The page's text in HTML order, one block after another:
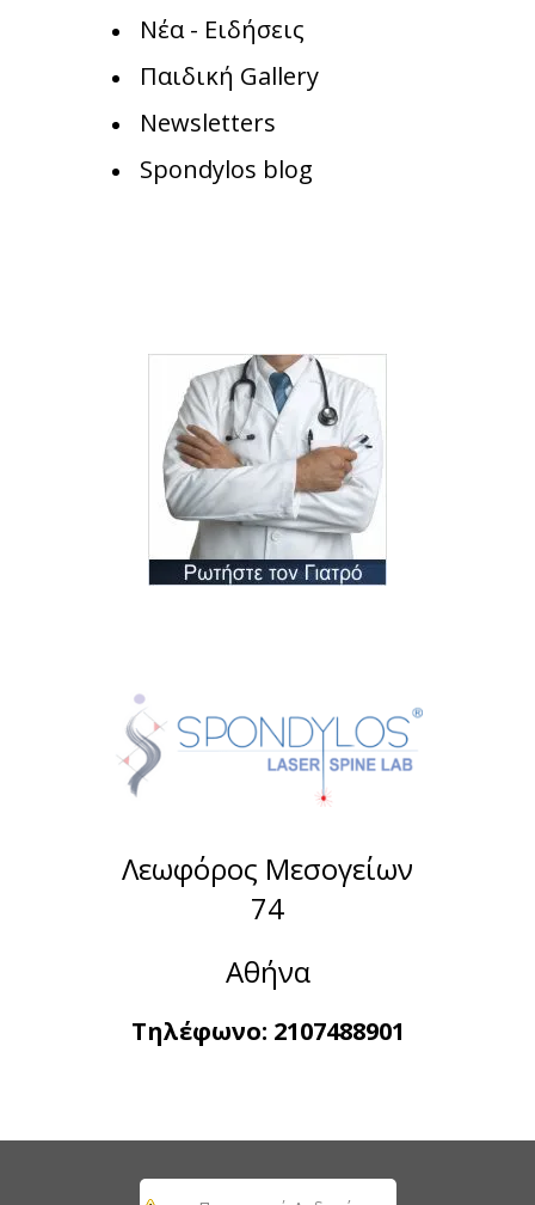
Νέα - Ειδήσεις
Παιδική Gallery
Newsletters
Spondylos blog
Λεωφόρος Μεσογείων
74
Αθήνα
Τηλέφωνο: 2107488901